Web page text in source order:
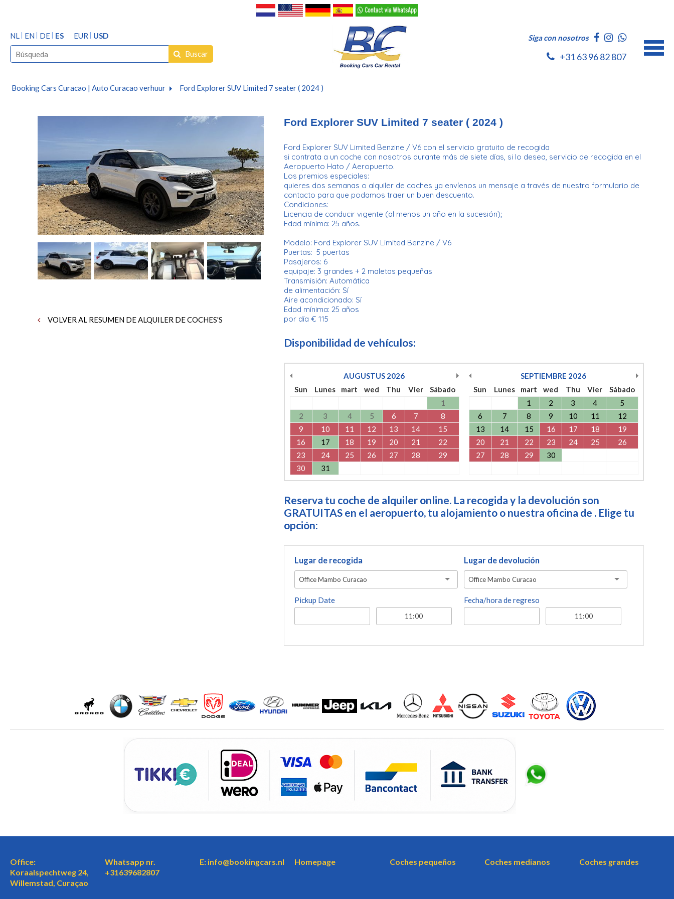
NL EN DE ES EUR
USD
Buscar
Siga con nosotros
+31 63 96 82 807
Booking Cars Curacao | Auto Curacao verhuur Ford Explorer SUV Limited 7 seater ( 2024 )
VOLVER AL RESUMEN DE ALQUILER DE COCHES'S
Ford Explorer SUV Limited 7 seater ( 2024 )
Ford Explorer SUV Limited Benzine / V6 con el servicio gratuito de recogida
si contrata a un coche con nosotros durante más de siete días, si lo desea, servicio de recogida en el
Aeropuerto Hato / Aeropuerto.
Los premios especiales:
quieres dos semanas o alquiler de coches ya envíenos un mensaje a través de nuestro formulario de
contacto para que podamos traer un buen descuento.
Condiciones:
Licencia de conducir vigente (al menos un año en la sucesión);
Edad mínima: 25 años.
Modelo: Ford Explorer SUV Limited Benzine / V6
Puertas: 5 puertas
Pasajeros: 6
equipaje: 3 grandes + 2 maletas pequeñas
Transmisión: Automática
de alimentación: Sí
Aire acondicionado: Sí
Edad mínima: 25 años
por día € 115
Disponibilidad de vehículos:
AUGUSTUS 2026
Sun
Lunes mart wed Thu Vier
Sábado
1
2
3 4 5 6 7
8
9
10 11 12 13 14
15
16
17 18 19 20 21
22
23
24 25 26 27 28
29
30
31
SEPTIEMBRE 2026
Sun
Lunes mart wed Thu Vier
Sábado
1
2 3 4
5
6
7 8 9 10 11
12
13
14 15 16 17 18
19
20
21 22 23 24 25
26
27
28 29 30
Reserva tu coche de alquiler online. La recogida y la devolución son
GRATUITAS en el aeropuerto, tu alojamiento o nuestra oficina de . Elige tu
opción:
Lugar de recogida
Office Mambo Curacao
Pickup Date
Lugar de devolución
Office Mambo Curacao
Fecha/hora de regreso
Office:
Koraalspechtweg 24,
Willemstad, Curaçao
Whatsapp nr.
+31639682807
E: info@bookingcars.nl Homepage Coches pequeños Coches medianos Coches grandes